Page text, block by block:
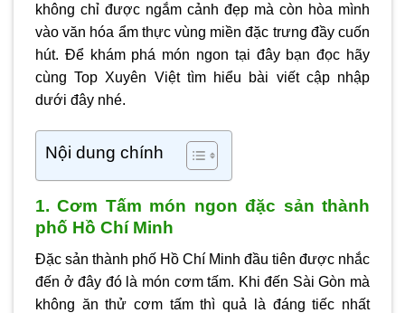
không chỉ được ngắm cảnh đẹp mà còn hòa mình
vào văn hóa ẩm thực vùng miền đặc trưng đầy cuốn
hút. Để khám phá món ngon tại đây bạn đọc hãy
cùng Top Xuyên Việt tìm hiểu bài viết cập nhập
dưới đây nhé.
Nội dung chính
1. Cơm Tấm món ngon đặc sản thành
phố Hồ Chí Minh
Đặc sản thành phố Hồ Chí Minh đầu tiên được nhắc
đến ở đây đó là món cơm tấm. Khi đến Sài Gòn mà
không ăn thử cơm tấm thì quả là đáng tiếc nhất